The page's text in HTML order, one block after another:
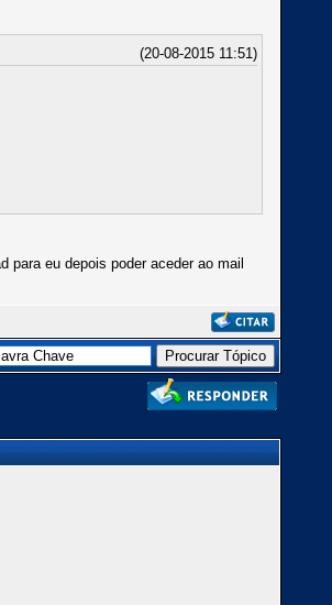
(20-08-2015 11:51)
para eu depois poder aceder ao mail